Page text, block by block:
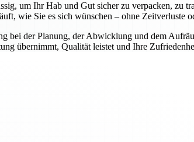
um Ihr Hab und Gut sicher zu verpacken, zu
wie Sie es sich wünschen – ohne Zeitverluste
bei der Planung, der Abwicklung und dem
übernimmt, Qualität leistet und Ihre